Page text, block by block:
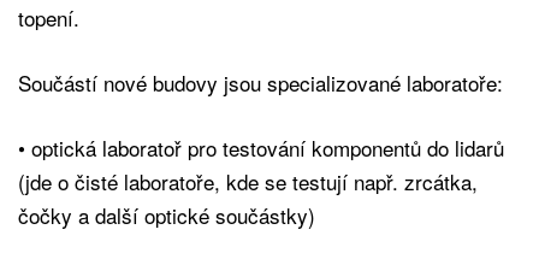
topení.
Součástí nové budovy jsou specializované laboratoře:
• optická laboratoř pro testování komponentů do lidarů
(jde o čisté laboratoře, kde se testují např. zrcátka,
čočky a další optické součástky)